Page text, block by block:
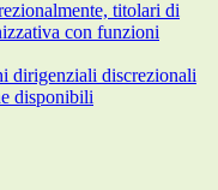
titolari di
con funzioni
dirigenziali discrezionali
disponibili